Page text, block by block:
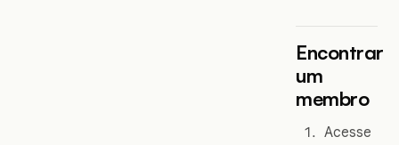
Encontrar
um
membro
Acesse